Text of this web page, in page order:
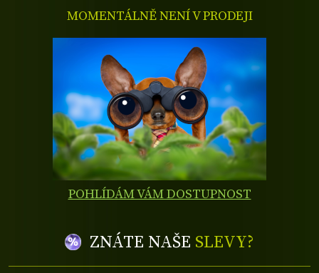
MOMENTÁLNĚ NENÍ V PRODEJI
POHLÍDÁM VÁM DOSTUPNOST
ZNÁTE NAŠE SLEVY?